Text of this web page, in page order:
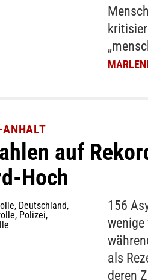
ANHALT
auf
Hoch
156
als
deren